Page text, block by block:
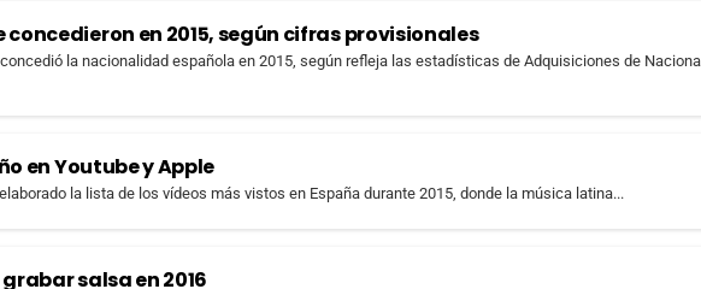
en 2015, según cifras provisionales
la nacionalidad española en 2015, según refleja las estadísticas de Adquisiciones de
en Youtube y Apple
la lista de los vídeos más vistos en España durante 2015, donde la música latina...
salsa en 2016